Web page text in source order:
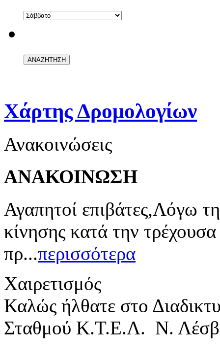
Χάρτης Δρομολογίων
Ανακοινώσεις
ΑΝΑΚΟΙΝΩΣΗ
Αγαπητοί επιβάτες,Λόγω
κίνησης κατά την
πρ...περισσότερα
Χαιρετισμός
Καλώς ήλθατε στο
Σταθμού Κ.Τ.Ε.Λ. Ν.